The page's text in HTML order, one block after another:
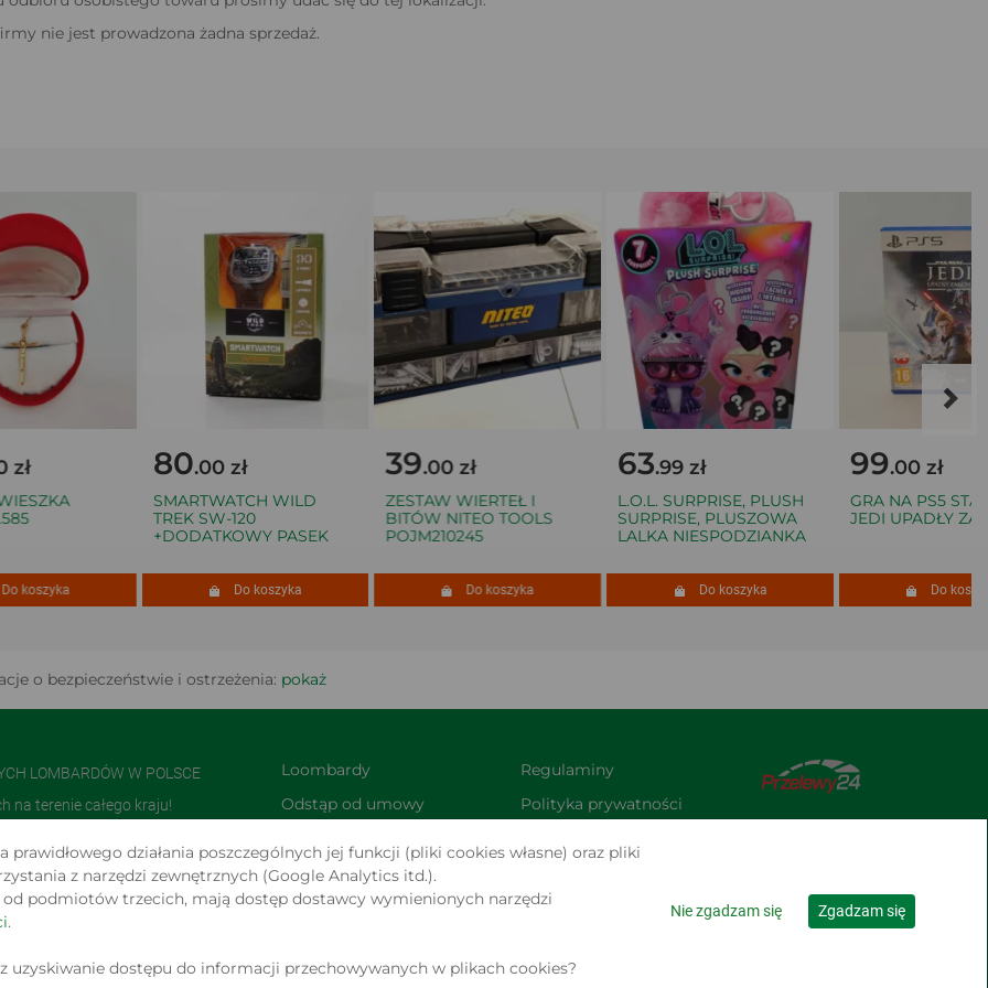
nie jest prowadzona żadna sprzedaż.
80.00 zł
SMARTWATCH WILD
TREK SW-120
+DODATKOWY PASEK
Do koszyka
39.00 zł
ZESTAW WIERTEŁ I
BITÓW NITEO TOOLS
POJM210245
Do koszyka
63.99 zł
L.O.L. SURPRISE, PLUSH
SURPRISE, PLUSZOWA
LALKA NIESPODZIANKA
Do koszyka
99.00 zł
GRA NA PS5 STAR
JEDI UPADŁY
Do koszyka
o bezpieczeństwie i ostrzeżenia: pokaż
LOMBARDÓW W POLSCE
na terenie całego kraju!
SERWISIE
OFERTY W MYŚL ART. 66,
Loombardy
Odstąp od umowy
Zwroty i reklamacje
Regulaminy
Polityka prywatności
działania poszczególnych jej funkcji (pliki cookies własne) oraz pliki
z narzędzi zewnętrznych (Google Analytics itd.).
podmiotów trzecich, mają dostęp dostawcy wymienionych narzędzi
.
uzyskiwanie dostępu do informacji przechowywanych w plikach cookies?
Nie zgadzam się Zgadzam się